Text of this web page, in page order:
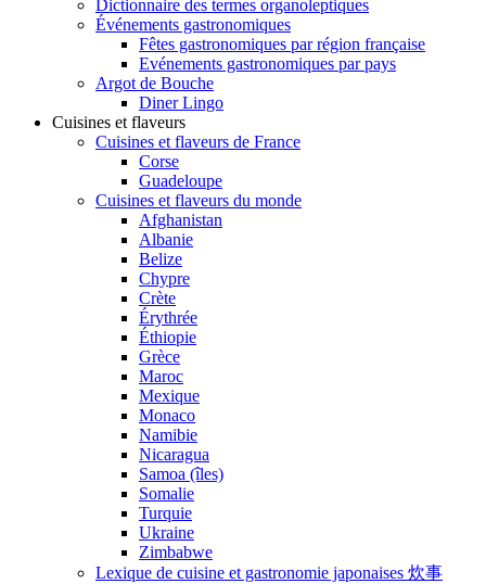
Dictionnaire des termes organoleptiques
Événements gastronomiques
Fêtes gastronomiques par région française
Evénements gastronomiques par pays
Argot de Bouche
Diner Lingo
Cuisines et flaveurs
Cuisines et flaveurs de France
Corse
Guadeloupe
Cuisines et flaveurs du monde
Afghanistan
Albanie
Belize
Chypre
Crète
Érythrée
Éthiopie
Grèce
Maroc
Mexique
Monaco
Namibie
Nicaragua
Samoa (îles)
Somalie
Turquie
Ukraine
Zimbabwe
Lexique de cuisine et gastronomie japonaises 炊事